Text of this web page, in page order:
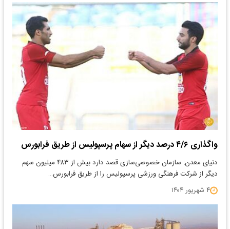
واگذاری ۴/۶ درصد دیگر از سهام پرسپولیس از طریق فرابورس
دنیای معدن: سازمان خصوصی‌سازی قصد دارد بیش از ۴۸۳ میلیون سهم
دیگر از شرکت فرهنگی ورزشی پرسپولیس را از طریق فرابورس…
۴ شهریور ۱۴۰۴